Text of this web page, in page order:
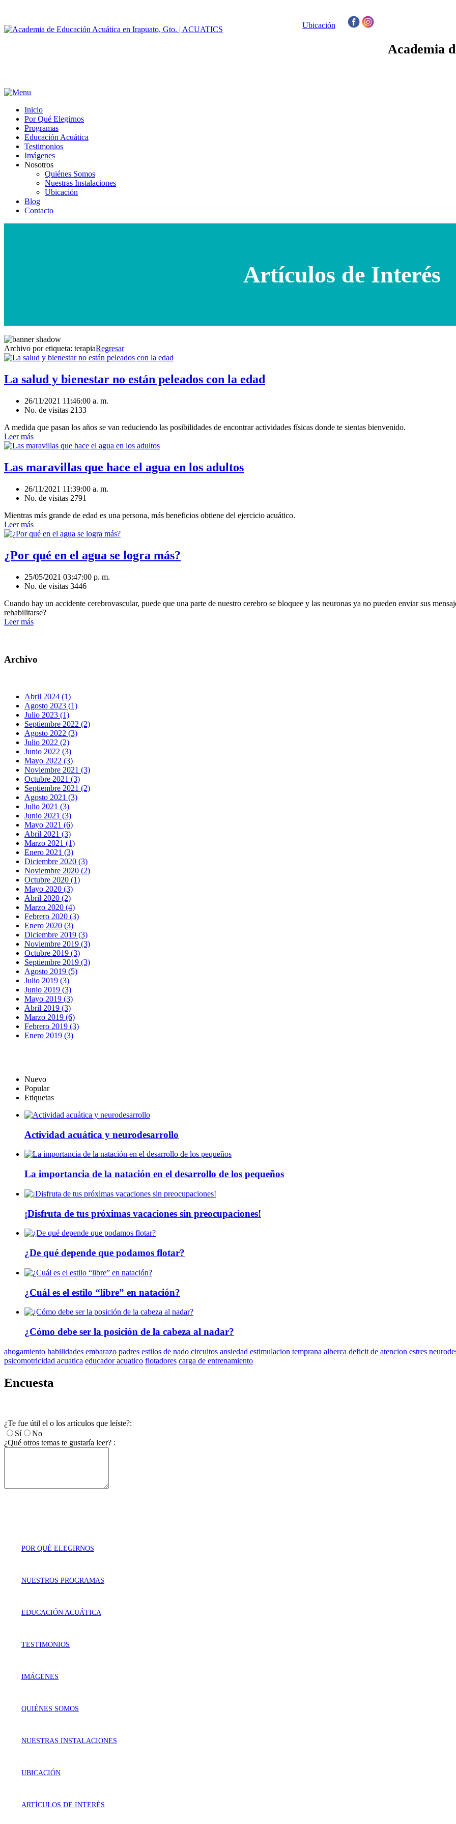
Ubicación
Academia
Inicio
Por Qué Elegirnos
Programas
Educación Acuática
Testimonios
Imágenes
Nosotros
Quiénes Somos
Nuestras Instalaciones
Ubicación
Blog
Contacto
Artículos de Interés
Archivo por etiqueta: terapiaRegresar
La salud y bienestar no están peleados con la edad
26/11/2021 11:46:00 a. m.
No. de visitas 2133
A medida que pasan los años se van reduciendo las posibilidades de encontrar actividades físicas donde te sientas bienvenido.
Leer más
Las maravillas que hace el agua en los adultos
26/11/2021 11:39:00 a. m.
No. de visitas 2791
Mientras más grande de edad es una persona, más beneficios obtiene del ejercicio acuático.
Leer más
¿Por qué en el agua se logra más?
25/05/2021 03:47:00 p. m.
No. de visitas 3446
Cuando hay un accidente cerebrovascular, puede que una parte de nuestro cerebro se bloquee y las neuronas ya no pueden enviar sus
rehabilitarse?
Leer más
Archivo
Abril 2024 (1)
Agosto 2023 (1)
Julio 2023 (1)
Septiembre 2022 (2)
Agosto 2022 (3)
Julio 2022 (2)
Junio 2022 (3)
Mayo 2022 (3)
Noviembre 2021 (3)
Octubre 2021 (3)
Septiembre 2021 (2)
Agosto 2021 (3)
Julio 2021 (3)
Junio 2021 (3)
Mayo 2021 (6)
Abril 2021 (3)
Marzo 2021 (1)
Enero 2021 (3)
Diciembre 2020 (3)
Noviembre 2020 (2)
Octubre 2020 (1)
Mayo 2020 (3)
Abril 2020 (2)
Marzo 2020 (4)
Febrero 2020 (3)
Enero 2020 (3)
Diciembre 2019 (3)
Noviembre 2019 (3)
Octubre 2019 (3)
Septiembre 2019 (3)
Agosto 2019 (5)
Julio 2019 (3)
Junio 2019 (3)
Mayo 2019 (3)
Abril 2019 (3)
Marzo 2019 (6)
Febrero 2019 (3)
Enero 2019 (3)
Nuevo
Popular
Etiquetas
Actividad acuática y neurodesarrollo
La importancia de la natación en el desarrollo de los pequeños
¡Disfruta de tus próximas vacaciones sin preocupaciones!
¿De qué depende que podamos flotar?
¿Cuál es el estilo “libre” en natación?
¿Cómo debe ser la posición de la cabeza al nadar?
ahogamiento habilidades embarazo padres estilos de nado circuitos ansiedad estimulacion temprana alberca deficit de atencion estres
psicomotricidad acuatica educador acuatico flotadores carga de entrenamiento
Encuesta
¿Te fue útil el o los artículos que leíste?:
Sí
No
¿Qué otros temas te gustaría leer? :
POR QUÉ ELEGIRNOS
NUESTROS PROGRAMAS
EDUCACIÓN ACUÁTICA
TESTIMONIOS
IMÁGENES
QUIÉNES SOMOS
NUESTRAS INSTALACIONES
UBICACIÓN
ARTÍCULOS DE INTERÉS